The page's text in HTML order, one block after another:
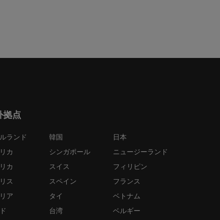
拠点
ランド
カ
カ
ス
ア
韓国
シンガポール
スイス
スペイン
タイ
台湾
日本
ニュージーランド
フィリピン
フランス
ベトナム
ベルギー